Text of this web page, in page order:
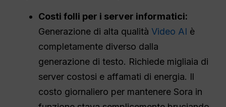
Costi folli per i server informatici:
Generazione di alta qualitàVideo AI è
completamente diverso dalla
generazione di testo. Richiede migliaia di
server costosi e affamati di energia. Il
costo giornaliero per mantenere Sora in